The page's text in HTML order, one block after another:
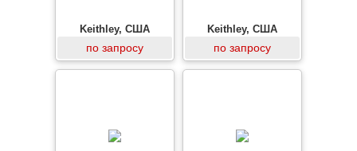
Keithley, США
по запросу
Keithley, США
по запросу